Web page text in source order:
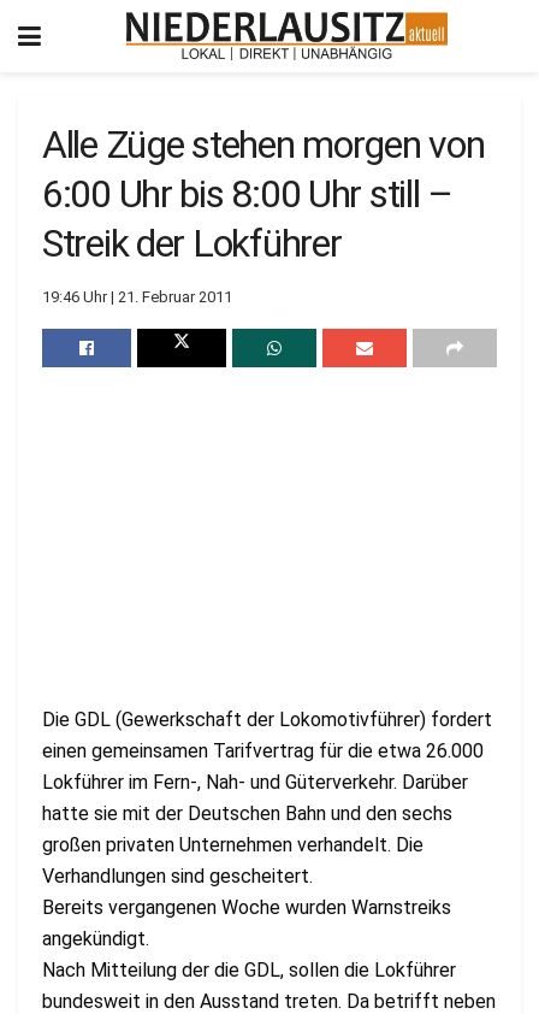
Alle Züge stehen morgen von
6:00 Uhr bis 8:00 Uhr still –
Streik der Lokführer
19:46 Uhr | 21. Februar 2011
Die GDL (Gewerkschaft der Lokomotivführer) fordert
einen gemeinsamen Tarifvertrag für die etwa 26.000
Lokführer im Fern-, Nah- und Güterverkehr. Darüber
hatte sie mit der Deutschen Bahn und den sechs
großen privaten Unternehmen verhandelt. Die
Verhandlungen sind gescheitert.
Bereits vergangenen Woche wurden Warnstreiks
angekündigt.
Nach Mitteilung der die GDL, sollen die Lokführer
bundesweit in den Ausstand treten. Da betrifft neben